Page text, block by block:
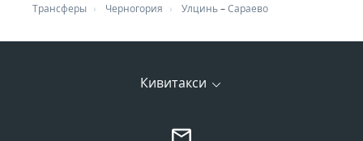
Трансферы Черногория Улцинь–Сараево
Кивитакси